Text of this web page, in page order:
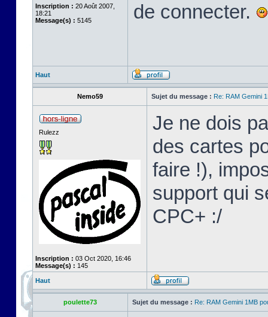
Inscription : 20 Août 2007,
18:21
Message(s) : 5145
de connecter.
Haut
Nemo59 Sujet du message : Re: RAM Gemini
Rulezz
Inscription : 03 Oct 2020, 16:46
Message(s) : 145
Je ne dois
des cartes
faire !),
support qui
CPC+ :/
Haut
poulette73 Sujet du message : Re: RAM Gemini 1MB